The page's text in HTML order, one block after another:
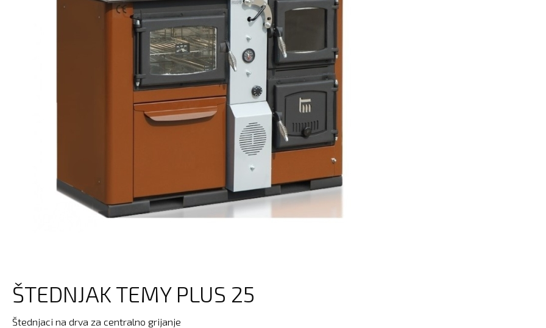
ŠTEDNJAK TEMY PLUS 25
Štednjaci na drva za centralno grijanje